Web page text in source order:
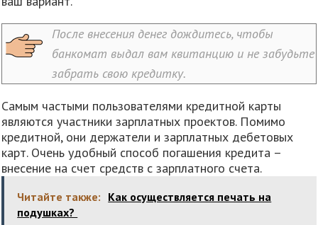
После внесения денег дождитесь, чтобы
банкомат выдал вам квитанцию и не забудьте
забрать свою кредитку.
Самым частыми пользователями кредитной карты
являются участники зарплатных проектов. Помимо
кредитной, они держатели и зарплатных дебетовых
карт. Очень удобный способ погашения кредита –
внесение на счет средств с зарплатного счета.
Читайте также: Как осуществляется печать на
подушках?